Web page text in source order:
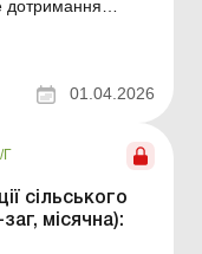
дотримання
яких товарів
за темою:
господарства
01.04.2026
Г
сільського
місячна):